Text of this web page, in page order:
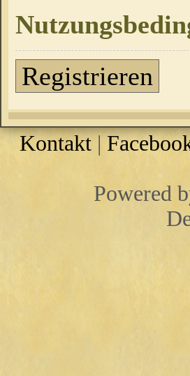
Registrieren
Kontakt |
Powered